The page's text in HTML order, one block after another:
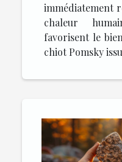
immédiatement
chaleur
favorisent le
chiot Pomsky